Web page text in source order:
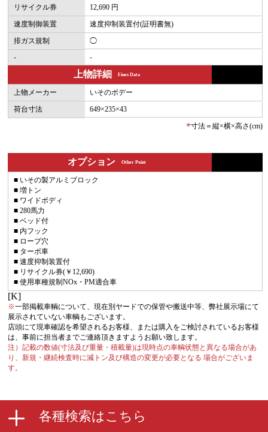
リサイクル券
12,690 円
速度制御装置
速度抑制装置付(証明書無)
排ガス規制
◯
-
-
上物詳細 Fines Data
上物メーカー
いそのボデー
荷台寸法
649×235×43
*寸法＝縦×横×高さ(cm)
オプション Other Point
■ いその製アルミブロック
■ 増トン
■ ワイドボディ
■ 280馬力
■ ベッド付
■ 内フック
■ ロープ穴
■ ターボ車
■ 速度抑制装置付
■ リサイクル券(￥12,690)
■ 使用車種規制NOx・PM適合車
[K]
※一部掲載車輌について、現在別ヤードでの保管や搬送中等、弊社展示場にて
展示されていない車輌もございます。
店頭にて現車確認を希望されるお客様、または購入をご検討されているお客様
は、事前に担当者までご連絡頂きますようお願い致します。
注）記載の数値(寸法及び重量・積載量)は現時点の車輌状態と異なる場合があ
り、新規・継続検査時に減トン及び構造の変更が必要となる 場合がございま
す。